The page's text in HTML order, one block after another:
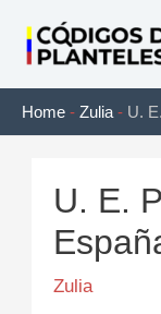
contenido
Home - Zulia - U.
U. E.
Zulia